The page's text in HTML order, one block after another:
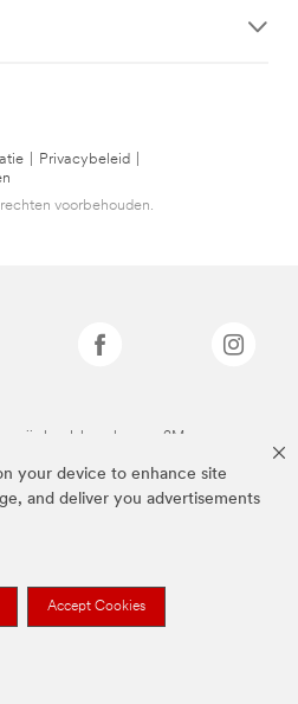
your device to enhance site
and deliver you advertisements
Accept Cookies
Privacybeleid
voorbehouden.
zijn handelsmerken van 3M.we